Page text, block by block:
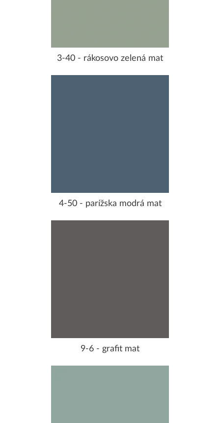
3-40 - rákosovo zelená mat
4-50 - parížska modrá mat
9-6 - grafit mat